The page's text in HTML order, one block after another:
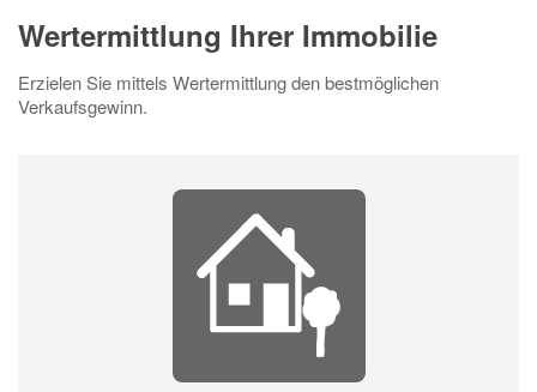
Wertermittlung Ihrer Immobilie
Erzielen Sie mittels Wertermittlung den bestmöglichen
Verkaufsgewinn.